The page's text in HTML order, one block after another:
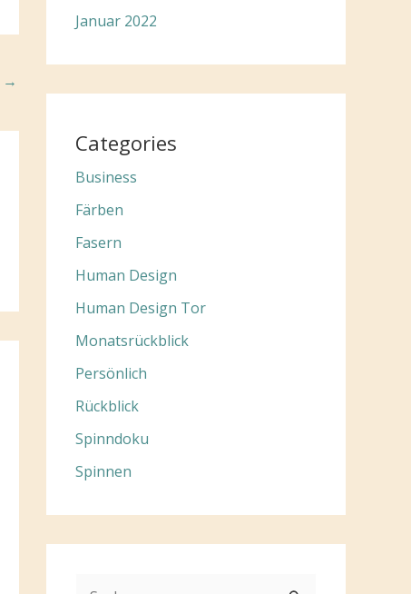
→
Januar 2022
Categories
Business
Färben
Fasern
Human Design
Human Design Tor
Monatsrückblick
Persönlich
Rückblick
Spinndoku
Spinnen